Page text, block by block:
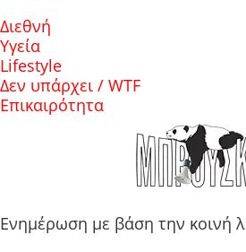
Διεθνή
Υγεία
Lifestyle
Δεν υπάρχει / WTF
Επικαιρότητα
Ενημέρωση με βάση την κοινή